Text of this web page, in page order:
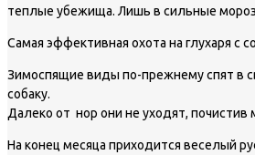
теплые убежища. Лишь в сильные
Самая эффективная охота на глухаря с
Зимоспящие виды по-прежнему спят в
собаку.
Далеко от нор они не уходят, почистив
На конец месяца приходится веселый